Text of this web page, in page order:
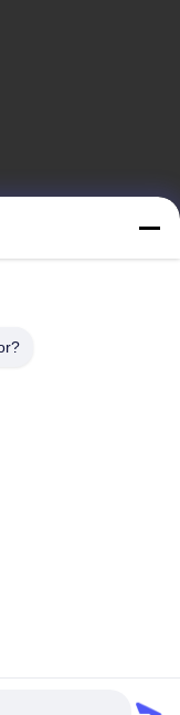
зона Шанбу,